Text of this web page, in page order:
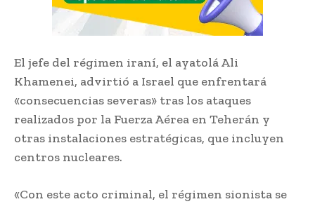
El jefe del régimen iraní, el ayatolá Ali
Khamenei, advirtió a Israel que enfrentará
«consecuencias severas» tras los ataques
realizados por la Fuerza Aérea en Teherán y
otras instalaciones estratégicas, que incluyen
centros nucleares.
«Con este acto criminal, el régimen sionista se